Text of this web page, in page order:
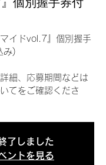
イドvol.7』個別握手
み)
細、応募期間などは
てをご確認くださ
了しました
ントを見る